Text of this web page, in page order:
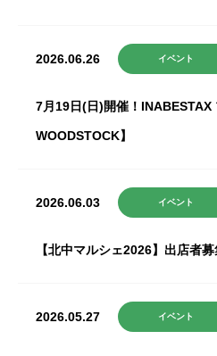
2026.06.26 イベント
7月19日(日)開催！INABESTAX
WOODSTOCK】
2026.06.03 イベント
【北中マルシェ2026】出店者
2026.05.27 イベント